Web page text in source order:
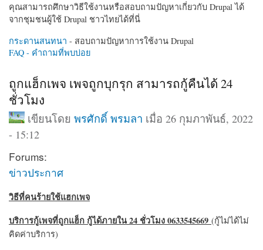
คุณสามารถศึกษาวิธีใช้งานหรือสอบถามปัญหาเกี่ยวกับ Drupal ได้
จากชุมชนผู้ใช้ Drupal ชาวไทยได้ที่นี่
กระดานสนทนา - สอบถามปัญหาการใช้งาน Drupal
FAQ - คำถามที่พบบ่อย
ถูกแฮ็กเพจ เพจถูกบุกรุก สามารถกู้คืนได้ 24
ชั่วโมง
เขียนโดย พรศักดิ์ พรมลา เมื่อ 26 กุมภาพันธ์, 2022
- 15:12
Forums:
ข่าวประกาศ
วิธีที่คนร้ายใช้แฮกเพจ
บริการกู้เพจที่ถูกแฮ็ก กู้ได้ภายใน 24 ชั่วโมง 0633545669 (กู้ไม่ได้ไม่
คิดค่าบริการ)